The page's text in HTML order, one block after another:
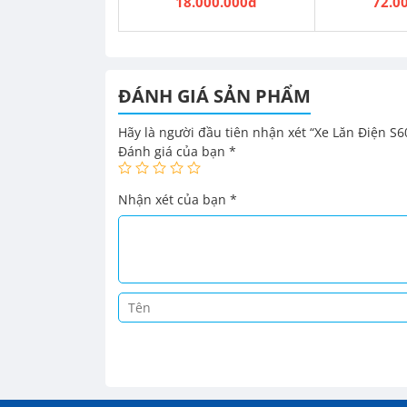
ĐÁNH GIÁ SẢN PHẨM
Hãy là người đầu tiên nhận xét “Xe Lăn Điện
Đánh giá của bạn *
Nhận xét của bạn *